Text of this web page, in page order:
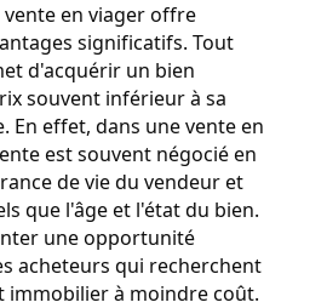
vente en viager offre
significatifs. Tout
d'acquérir un bien
souvent inférieur à sa
En effet, dans une vente en
est souvent négocié en
de vie du vendeur et
que l'âge et l'état du bien.
une opportunité
acheteurs qui recherchent
immobilier à moindre coût.